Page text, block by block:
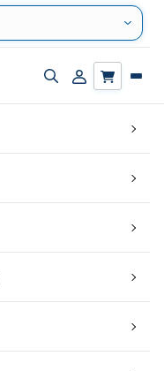
Zapnout/vypnout
Přihlásit/